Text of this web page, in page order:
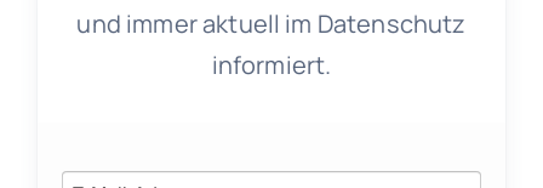
und immer aktuell im Datenschutz
informiert.